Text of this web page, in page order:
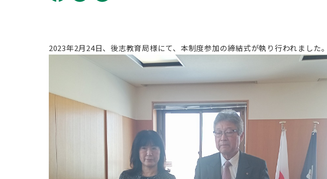
2023年2月24日、後志教育局様にて、本制度参加の締結式が執り行われました。